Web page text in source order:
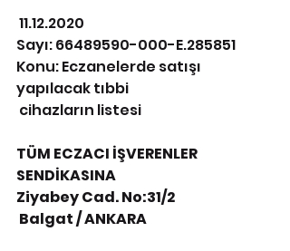
11.12.2020
Sayı: 66489590-000-E.285851
Konu: Eczanelerde satışı
yapılacak tıbbi
cihazların listesi
TÜM ECZACI İŞVERENLER
SENDİKASINA
Ziyabey Cad. No:31/2
Balgat / ANKARA